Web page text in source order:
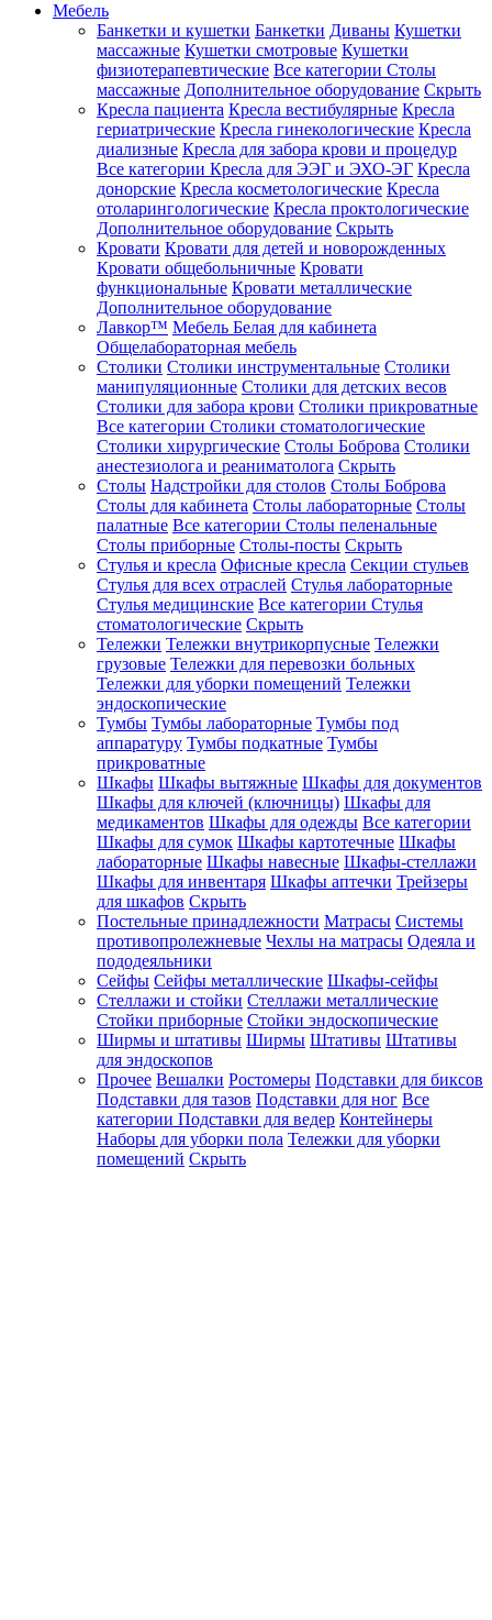
Мебель
Банкетки и кушетки Банкетки Диваны Кушетки
массажные Кушетки смотровые Кушетки
физиотерапевтические Все категории Столы
массажные Дополнительное оборудование Скрыть
Кресла пациента Кресла вестибулярные Кресла
гериатрические Кресла гинекологические Кресла
диализные Кресла для забора крови и процедур
Все категории Кресла для ЭЭГ и ЭХО-ЭГ Кресла
донорские Кресла косметологические Кресла
отоларингологические Кресла проктологические
Дополнительное оборудование Скрыть
Кровати Кровати для детей и новорожденных
Кровати общебольничные Кровати
функциональные Кровати металлические
Дополнительное оборудование
Лавкор™ Мебель Белая для кабинета
Общелабораторная мебель
Столики Столики инструментальные Столики
манипуляционные Столики для детских весов
Столики для забора крови Столики прикроватные
Все категории Столики стоматологические
Столики хирургические Столы Боброва Столики
анестезиолога и реаниматолога Скрыть
Столы Надстройки для столов Столы Боброва
Столы для кабинета Столы лабораторные Столы
палатные Все категории Столы пеленальные
Столы приборные Столы-посты Скрыть
Стулья и кресла Офисные кресла Секции стульев
Стулья для всех отраслей Стулья лабораторные
Стулья медицинские Все категории Стулья
стоматологические Скрыть
Тележки Тележки внутрикорпусные Тележки
грузовые Тележки для перевозки больных
Тележки для уборки помещений Тележки
эндоскопические
Тумбы Тумбы лабораторные Тумбы под
аппаратуру Тумбы подкатные Тумбы
прикроватные
Шкафы Шкафы вытяжные Шкафы для документов
Шкафы для ключей (ключницы) Шкафы для
медикаментов Шкафы для одежды Все категории
Шкафы для сумок Шкафы картотечные Шкафы
лабораторные Шкафы навесные Шкафы-стеллажи
Шкафы для инвентаря Шкафы аптечки Трейзеры
для шкафов Скрыть
Постельные принадлежности Матрасы Системы
противопролежневые Чехлы на матрасы Одеяла и
пододеяльники
Сейфы Сейфы металлические Шкафы-сейфы
Стеллажи и стойки Стеллажи металлические
Стойки приборные Стойки эндоскопические
Ширмы и штативы Ширмы Штативы Штативы
для эндоскопов
Прочее Вешалки Ростомеры Подставки для биксов
Подставки для тазов Подставки для ног Все
категории Подставки для ведер Контейнеры
Наборы для уборки пола Тележки для уборки
помещений Скрыть